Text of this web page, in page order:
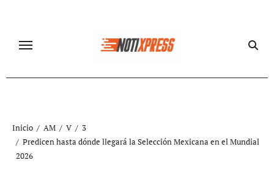
contenido
Inicio AM V
3
Predicen hasta dónde llegará la Selección Mexicana en el Mundial
2026